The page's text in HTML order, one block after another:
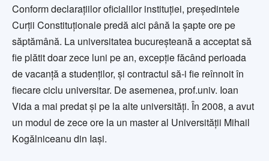
Conform declaraţiilor oficialilor instituţiei, preşedintele
Curţii Constituţionale predă aici până la şapte ore pe
săptămână. La universitatea bucureşteană a acceptat să
fie plătit doar zece luni pe an, excepţie făcând perioada
de vacanţă a studenţilor, şi contractul să-i fie reînnoit în
fiecare ciclu universitar. De asemenea, prof.univ. Ioan
Vida a mai predat şi pe la alte universităţi. În 2008, a avut
un modul de zece ore la un master al Universităţii Mihail
Kogălniceanu din Iaşi.